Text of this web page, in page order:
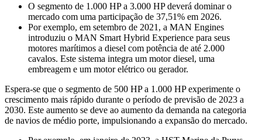
O segmento de 1.000 HP a 3.000 HP deverá dominar o
mercado com uma participação de 37,51% em 2026.
Por exemplo, em setembro de 2021, a MAN Engines
introduziu o MAN Smart Hybrid Experience para seus
motores marítimos a diesel com potência de até 2.000
cavalos. Este sistema integra um motor diesel, uma
embreagem e um motor elétrico ou gerador.
Espera-se que o segmento de 500 HP a 1.000 HP experimente o
crescimento mais rápido durante o período de previsão de 2023 a
2030. Este aumento se deve ao aumento da demanda na categoria
de navios de médio porte, impulsionando a expansão do mercado.